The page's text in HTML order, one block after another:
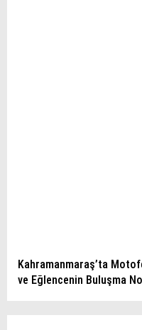
Kahramanmaraş’ta
ve Eğlencenin Buluşma